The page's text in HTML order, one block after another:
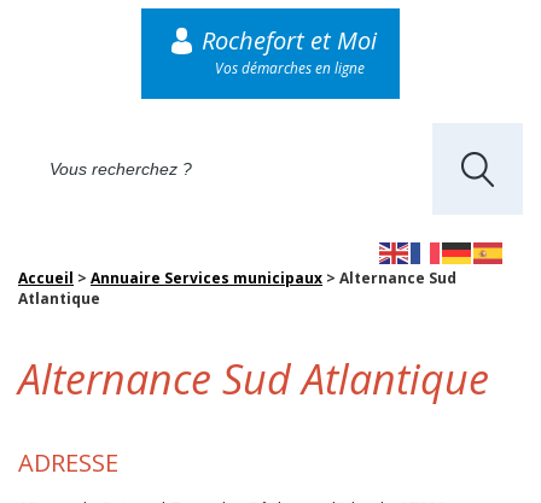
Rochefort et Moi
Vos démarches en ligne
Accueil > Annuaire Services municipaux > Alternance Sud
Atlantique
Alternance Sud Atlantique
ADRESSE